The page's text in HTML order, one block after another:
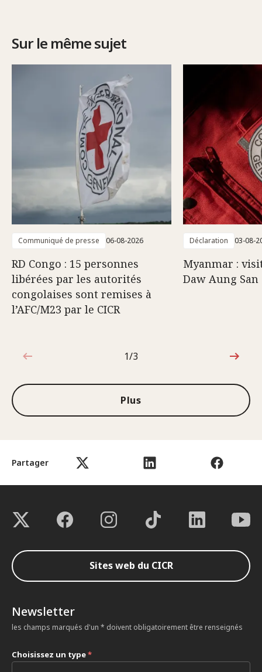
Partager
Sur le même sujet
Communiqué de presse 06-08-2026
RD Congo : 15 personnes
libérées par les autorités
congolaises sont remises à
l’AFC/M23 par le CICR
Déclaration 03-08-
Myanmar :
Daw Aung San
1sur3
1/3
Plus
Sites web du CICR
Newsletter
les champs marqués d'un * doivent obligatoirement être renseignés
Choisissez un type*